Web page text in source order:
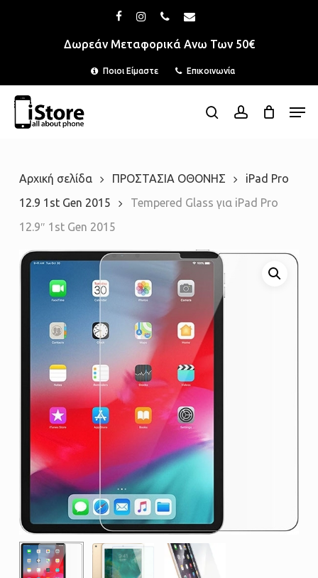
facebookinstagramphoneemail
Δωρεάν Μεταφορικά Ανω Των 50€
Ποιοι Είμαστε Επικοινωνία
searchaccount
Αρχική σελίδα ΠΡΟΣΤΑΣΙΑ ΟΘΟΝΗΣ
iPad Pro
12.9 1st Gen 2015
Tempered Glass για iPad Pro
12.9″ 1st Gen 2015